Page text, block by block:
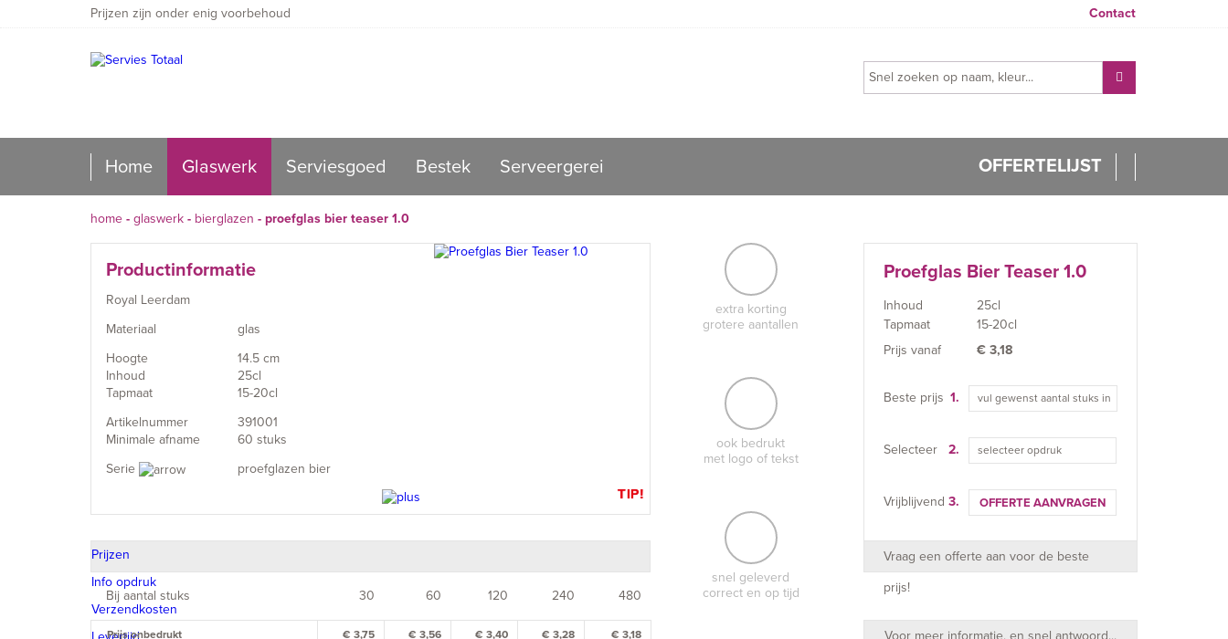
Prijzen zijn onder enig voorbehoud Contact
Home Glaswerk Serviesgoed Bestek Serveergerei OFFERTELIJST
home - glaswerk - bierglazen - proefglas bier teaser 1.0
Productinformatie
Royal Leerdam
Materiaal
glas
Hoogte
14.5 cm
Inhoud
25cl
Tapmaat
15-20cl
Artikelnummer
391001
Minimale afname
60 stuks
Serie
proefglazen bier
TIP!
Prijzen
Info opdruk
Verzendkosten
Bij aantal stuks 30 60 120 240 480
Prijs onbedrukt € 3,75 € 3,56 € 3,40 € 3,28 € 3,18
extra korting
grotere aantallen
ook bedrukt
met logo of tekst
snel geleverd
correct en op tijd
Proefglas Bier Teaser 1.0
Inhoud
25cl
Tapmaat
15-20cl
Prijs vanaf
€ 3,18
Beste prijs 1.
Selecteer 2. selecteer opdruk
Vrijblijvend 3. OFFERTE AANVRAGEN
Vraag een offerte aan voor de beste
prijs!
Voor meer informatie, en snel antwoord...